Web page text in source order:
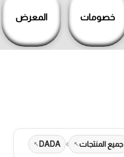
خصومات المعرض
جميع المنتجات ›
DADA